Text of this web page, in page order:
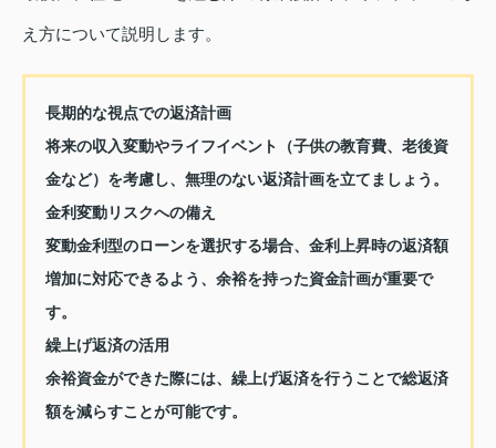
え方について説明します。
長期的な視点での返済計画
将来の収入変動やライフイベント（子供の教育費、老後資
金など）を考慮し、無理のない返済計画を立てましょう。
金利変動リスクへの備え
変動金利型のローンを選択する場合、金利上昇時の返済額
増加に対応できるよう、余裕を持った資金計画が重要で
す。
繰上げ返済の活用
余裕資金ができた際には、繰上げ返済を行うことで総返済
額を減らすことが可能です。